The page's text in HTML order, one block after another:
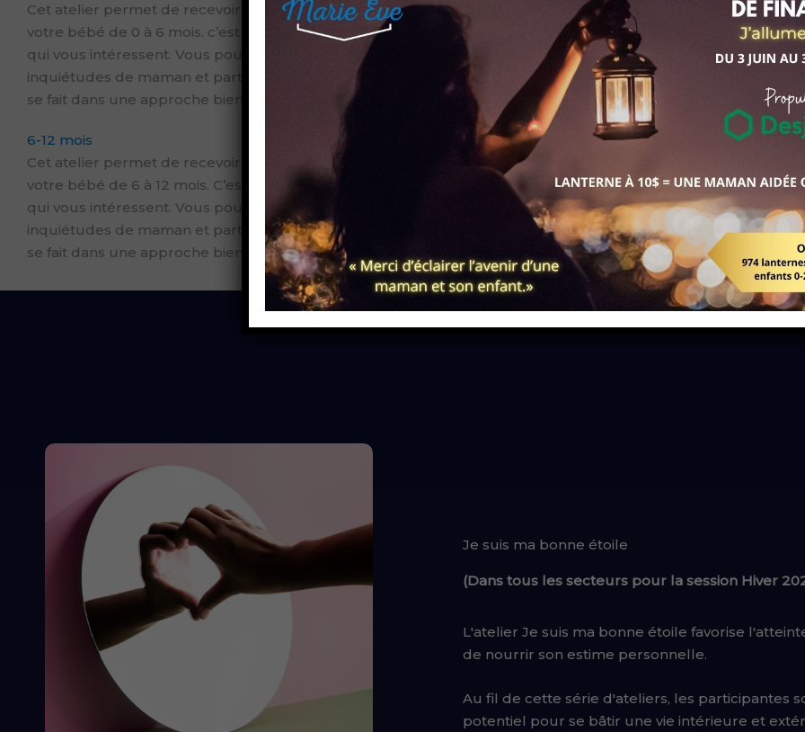
Cet atelier permet de recevoir de l’information concernant le développement de
votre bébé de 0 à 6 mois. c’est une occasion de partager et de discuter de sujets
qui vous intéressent. Vous pourrez socialiser, poser vos questions, exprimer vos
inquiétudes de maman et partager les petits bonheurs de votre quotidien. L'atelier
se fait dans une approche bienveillante et de parentalité positive.
6-12 mois
Cet atelier permet de recevoir de l’information concernant le développement de
votre bébé de 6 à 12 mois. C’est une occasion de partager et de discuter de sujets
qui vous intéressent. Vous pourrez socialiser, poser vos questions, exprimer vos
inquiétudes de maman et partager les petits bonheurs de votre quotidien. L'atelier
se fait dans une approche bienveillante et de parentalité positive.
Je suis ma bonne étoile
(Dans tous les secteurs pour la session Hiver
L'atelier Je suis ma bonne étoile favorise
de nourrir son estime personnelle.
Au fil de cette série d'ateliers, les participantes
potentiel pour se bâtir une vie intérieure et